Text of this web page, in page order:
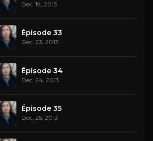
Dec. 19, 2013
Épisode 33
Dec. 23, 2013
Épisode 34
Dec. 24, 2013
Épisode 35
Dec. 25, 2013